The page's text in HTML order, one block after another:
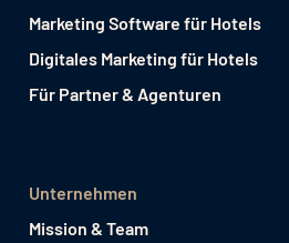
Marketing Software für Hotels
Digitales Marketing für Hotels
Für Partner & Agenturen
Unternehmen
Mission & Team